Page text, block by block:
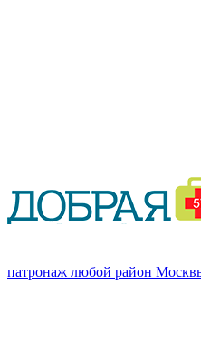
патронаж любой район